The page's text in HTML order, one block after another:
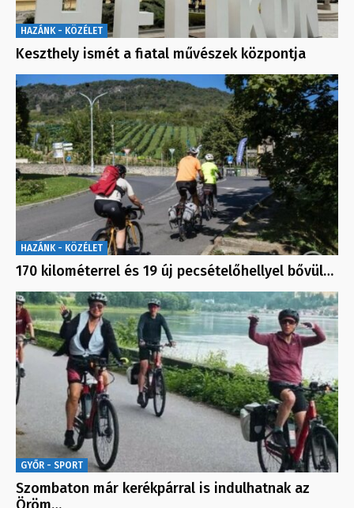
HAZÁNK - KÖZÉLET
Keszthely ismét a fiatal művészek központja
HAZÁNK - KÖZÉLET
170 kilométerrel és 19 új pecsételőhellyel bővül…
GYŐR - SPORT
Szombaton már kerékpárral is indulhatnak az